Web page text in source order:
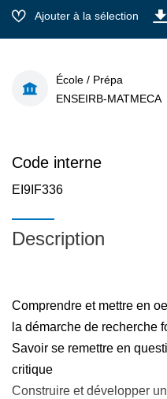
Ajouter à la sélection
École / Prépa
ENSEIRB-MATMECA
Code interne
EI9IF336
Description
Comprendre et mettre en
la démarche de recherche
Savoir se remettre en
critique
Construire et développer